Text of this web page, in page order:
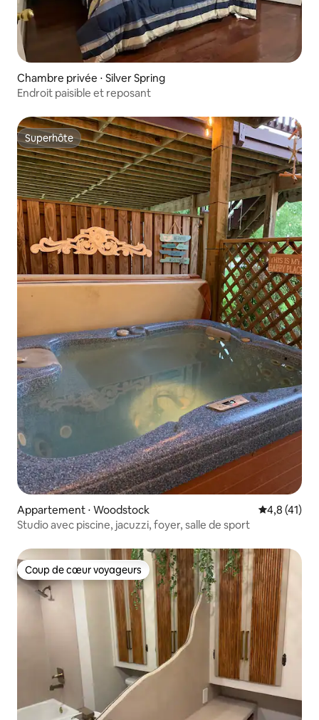
Chambre privée ⋅ Silver Spring
Endroit paisible et reposant
Superhôte
Superhôte
Appartement ⋅ Woodstock Évaluation
4,8 (41)
Studio avec piscine, jacuzzi, foyer, salle de sport
Coup de cœur voyageurs
Coup de cœur voyageurs